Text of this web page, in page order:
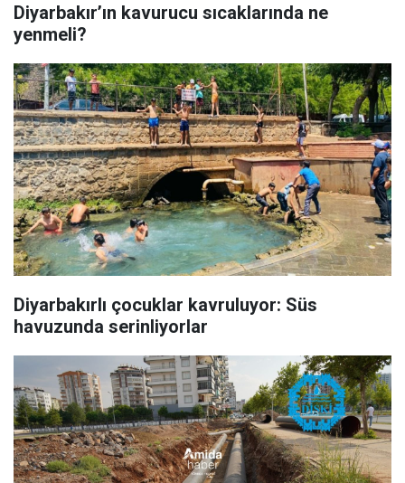
Diyarbakır’ın kavurucu sıcaklarında ne
yenmeli?
Diyarbakırlı çocuklar kavruluyor: Süs
havuzunda serinliyorlar